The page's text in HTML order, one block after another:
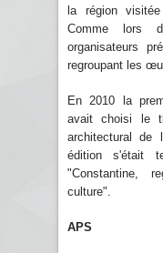
la région
Comme lors
organisateurs
regroupant les
En 2010 la
avait choisi le
architectural
édition s'était
"Constantine,
culture".
APS